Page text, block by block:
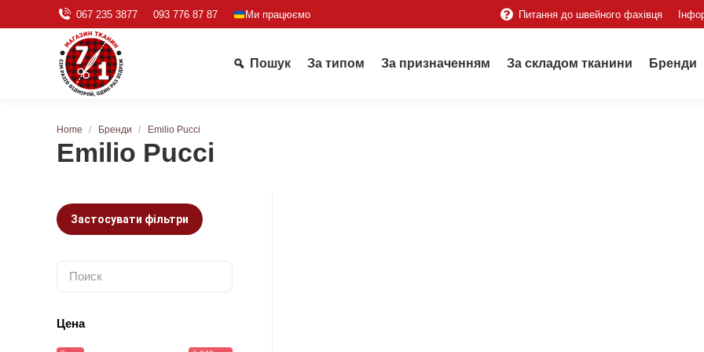
067 235 3877 093 776 87 87 Ми працюємо Питання до швейного фахівця
Пошук За типом За призначенням За складом тканини Бренди
Emilio Pucci
You are here:
Home Бренди Emilio Pucci
Застосувати фільтри
Цена